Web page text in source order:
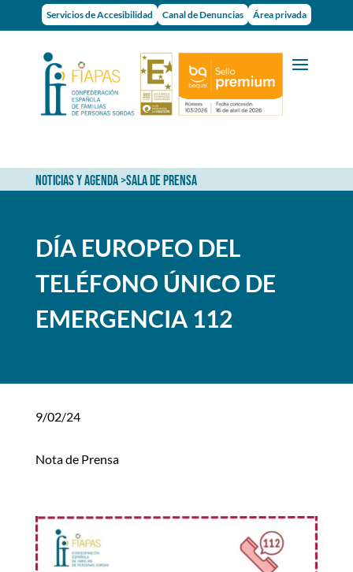
Servicios de Accesibilidad Canal de Denuncias Área privada
NOTICIAS Y AGENDA>SALA DE PRENSA
DÍA EUROPEO DEL
TELÉFONO ÚNICO DE
EMERGENCIA 112
9/02/24
Nota de Prensa